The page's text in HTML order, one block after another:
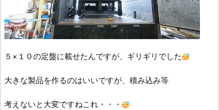
５×１０の定盤に載せたんですが、ギリギリでした
大きな製品を作るのはいいですが、積み込み等
考えないと大変ですねこれ・・・